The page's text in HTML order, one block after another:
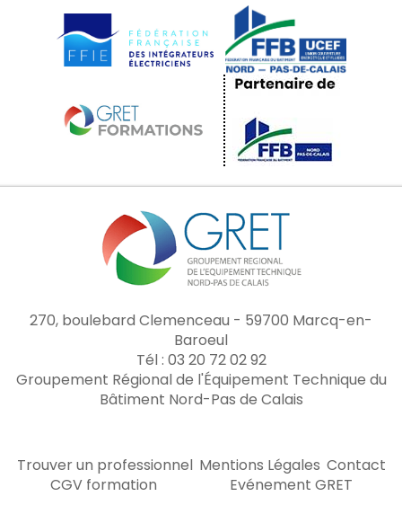
270, boulebard Clemenceau - 59700 Marcq-en-
Baroeul
Tél : 03 20 72 02 92
Groupement Régional de l'Équipement Technique du
Bâtiment Nord-Pas de Calais
Trouver un professionnel Mentions Légales Contact
CGV formation
Evénement GRET